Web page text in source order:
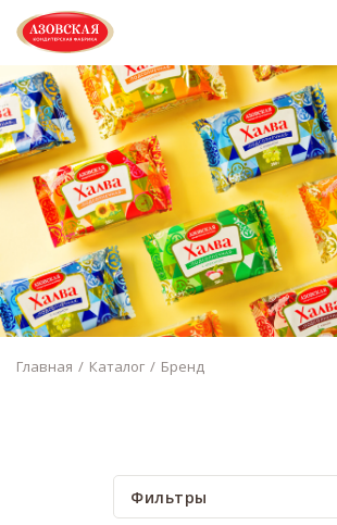
Главная Каталог Бренд
Фильтры